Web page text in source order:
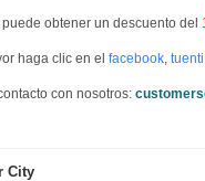
obtener un descuento del
haga clic en el facebook, tuenti
con nosotros:
City